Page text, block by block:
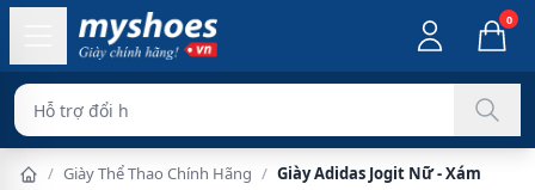
0
Hỗ trợ đổi hàng dễ dàn
/ Giày Thể Thao Chính Hãng / Giày Adidas Jogit Nữ - Xám